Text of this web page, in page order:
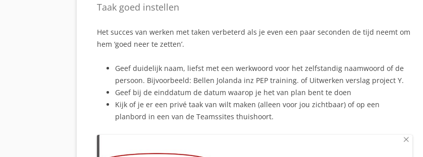
Taak goed instellen
Het succes van werken met taken verbeterd als je even een paar seconden de tijd neemt om
hem ‘goed neer te zetten’.
Geef duidelijk naam, liefst met een werkwoord voor het zelfstandig naamwoord of de
persoon. Bijvoorbeeld: Bellen Jolanda inz PEP training. of Uitwerken verslag project Y.
Geef bij de einddatum de datum waarop je het van plan bent te doen
Kijk of je er een privé taak van wilt maken (alleen voor jou zichtbaar) of op een
planbord in een van de Teamssites thuishoort.